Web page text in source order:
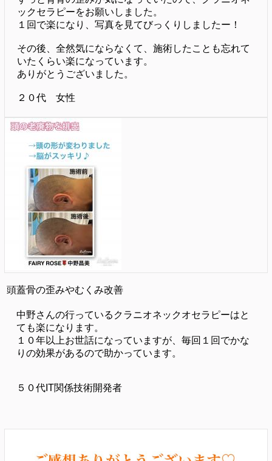
ックセラピーをお願いしました。
１回で楽になり、写真を見てびっくりしましたー！
その後、全然気にならなくて、施術したことも忘れて
いたくらい楽になっています。
ありがとうございました。
２０代 女性
頭蓋骨の歪みやむくみ改善
中野さんの行っているクラニオネックオセラピーはと
ても楽になります。
１０年以上お世話になっていますが、毎回１回でかな
りの効果があるので助かっています。
５０代IT関係技術開発者